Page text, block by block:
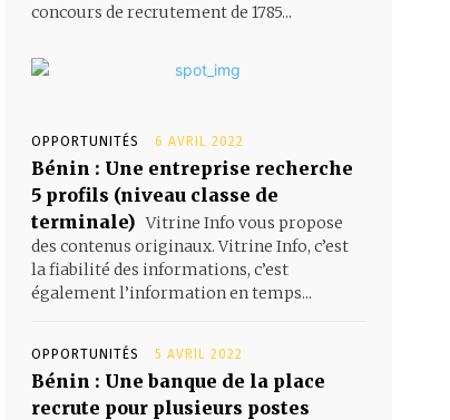
concours de recrutement de 1785...
OPPORTUNITÉS 6 AVRIL 2022
Bénin : Une entreprise recherche
5 profils (niveau classe de
terminale) Vitrine Info vous propose
des contenus originaux. Vitrine Info, c’est
la fiabilité des informations, c’est
également l’information en temps...
OPPORTUNITÉS 5 AVRIL 2022
Bénin : Une banque de la place
recrute pour plusieurs postes